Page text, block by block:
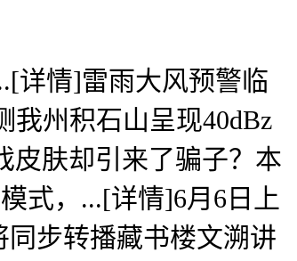
情]雷雨大风预警临
我州积石山呈现40dBz
皮肤却引来了骗子？本
式，...[详情]6月6日上
步转播藏书楼文溯讲